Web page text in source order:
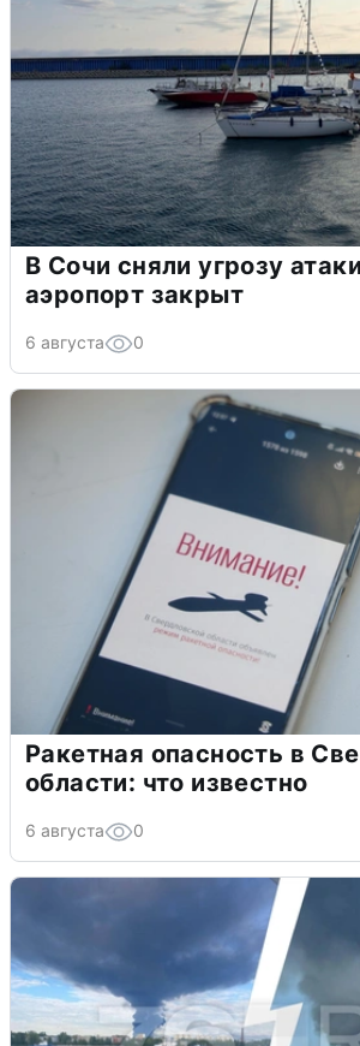
В Сочи сняли угрозу
аэропорт закрыт
6 августа 0
Ракетная опасность в
области: что известно
6 августа 0